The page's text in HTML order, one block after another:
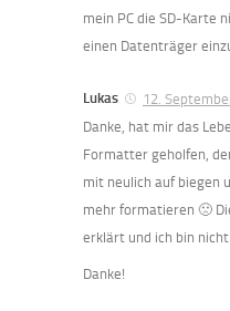
mein PC die SD-Karte
einen Datenträger
Lukas
12.
Danke, hat mir das
Formatter geholfen,
mit neulich auf biegen
mehr formatieren 🙁
erklärt und ich bin
Danke!